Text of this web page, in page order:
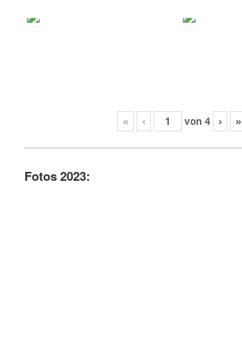
« ‹ von 4 › »
Fotos 2023: